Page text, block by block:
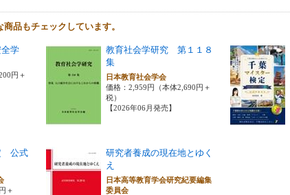
品もチェックしています。
学
円＋
教育社会学研究 第１１８
集
日本教育社会学会
価格：2,959円（本体2,690円＋
税）
【2026年06月発売】
公式
＋
研究者養成の現在地とゆく
え
日本高等教育学会研究紀要編集
委員会